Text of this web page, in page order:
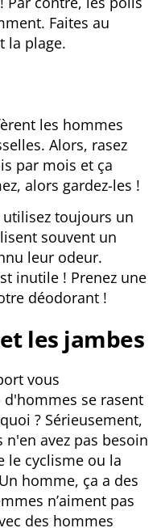
Faites au
la plage.
les hommes
Alors, rasez
par mois et ça
alors gardez-les !
utilisez toujours un
souvent un
leur odeur.
inutile ! Prenez une
déodorant !
les jambes
vous
se rasent
? Sérieusement,
avez pas besoin
le cyclisme ou la
homme, ça a des
n’aiment pas
des hommes